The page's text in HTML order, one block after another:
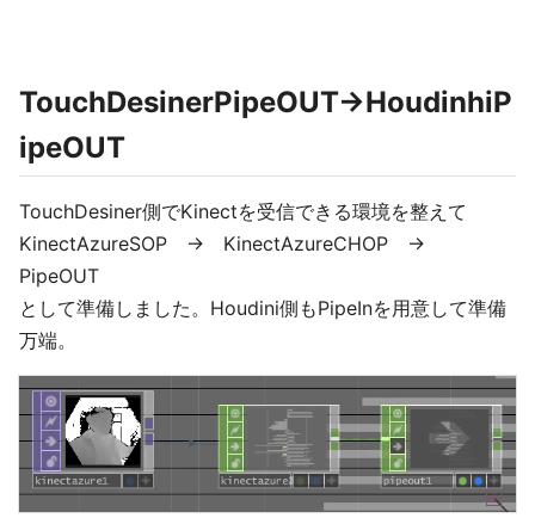
TouchDesinerPipeOUT→HoudinhiP
ipeOUT
TouchDesiner側でKinectを受信できる環境を整えて
KinectAzureSOP → KinectAzureCHOP →
PipeOUT
として準備しました。Houdini側もPipeInを用意して準備
万端。